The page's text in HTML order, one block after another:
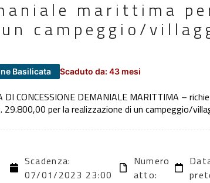
marittima
campeggio/
Basilicata Scaduto da: 43 mesi
DI CONCESSIONE DEMANIALE MARITTIMA –
per la realizzazione di un campeggio/
Scadenza:
07/01/2023 23:00
Numero
atto: